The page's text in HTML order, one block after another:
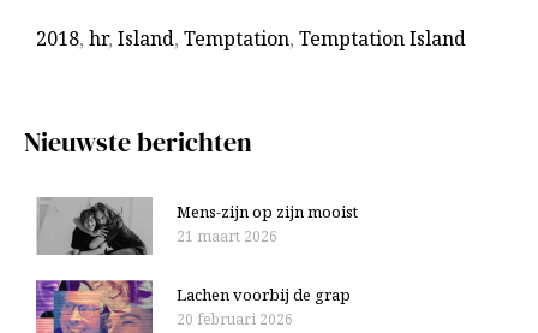
r
2018, hr, Island, Temptation, Temptation Island
Nieuwste berichten
Mens-zijn op zijn mooist
21 maart 2026
Lachen voorbij de grap
20 februari 2026
n